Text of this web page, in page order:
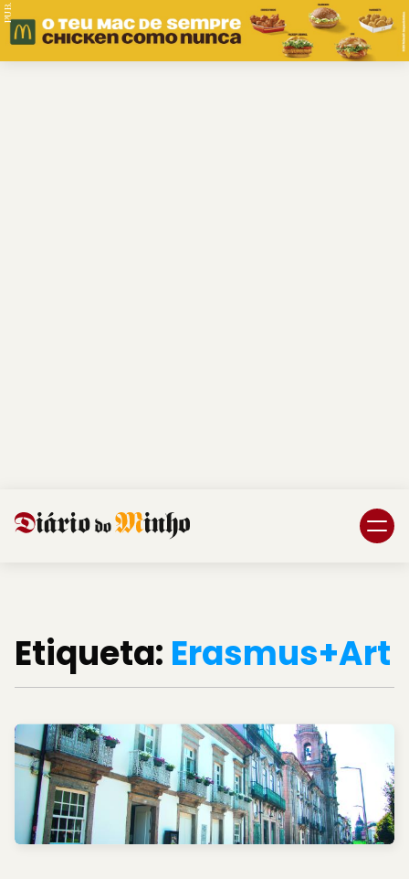
PUB.
Etiqueta: Erasmus+Art